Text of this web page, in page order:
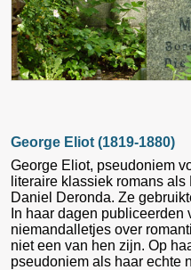
George Eliot (1819-1880)
George Eliot, pseudoniem
literaire klassiek romans
Daniel Deronda. Ze
In haar dagen
niemandalletjes over
niet een van hen zijn. Op
pseudoniem als haar echte